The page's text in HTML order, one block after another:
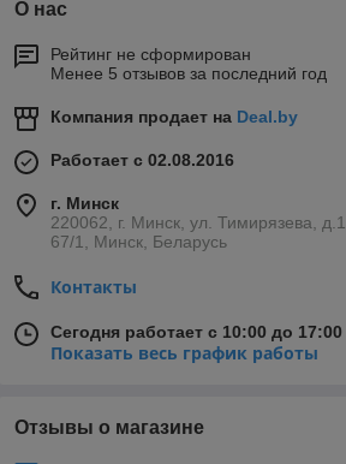
О нас
Рейтинг не сформирован
Менее 5 отзывов за последний год
Компания продает на Deal.by
Работает с 02.08.2016
г. Минск
220062, г. Минск, ул. Тимирязева,
67/1, Минск, Беларусь
Контакты
Сегодня работает с 10:00 до 17:00
Показать весь график работы
Отзывы о магазине